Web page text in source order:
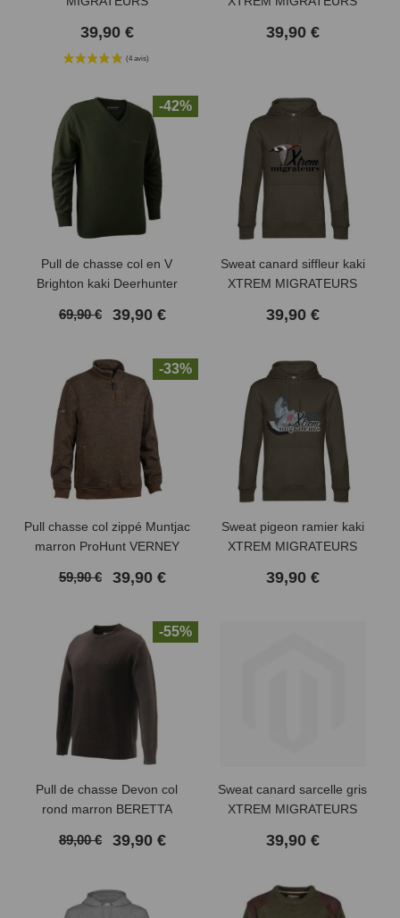
39,90 € 39,90 €
-42%
Pull de chasse col en V
Brighton kaki Deerhunter
69,90 € 39,90 €
Sweat canard siffleur kaki
XTREM MIGRATEURS
39,90 €
-33%
Pull chasse col zippé Muntjac
marron ProHunt VERNEY
59,90 € 39,90 €
Sweat pigeon ramier kaki
XTREM MIGRATEURS
39,90 €
-55%
Pull de chasse Devon col
rond marron BERETTA
89,00 € 39,90 €
Sweat canard sarcelle gris
XTREM MIGRATEURS
39,90 €